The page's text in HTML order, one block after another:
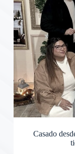
Casado